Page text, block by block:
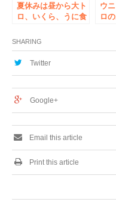
夏休みは昼から大ト
ロ、いくら、うに食
コースの利用時間を
延長！【すし酒場フ
ジヤマ 秋葉原店】
ウ
ロ
し
SHARING
Twitter
Google+
Email this article
Print this article